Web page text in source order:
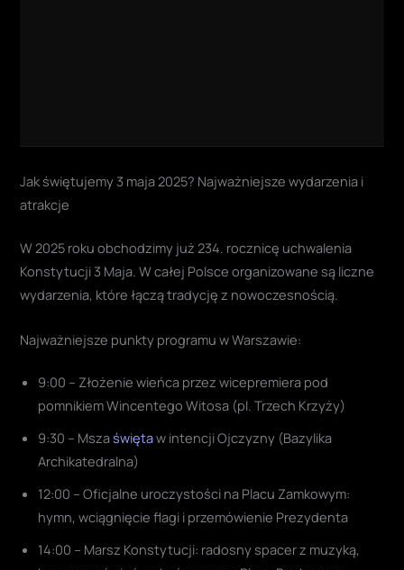
Jak świętujemy 3 maja 2025? Najważniejsze wydarzenia i
atrakcje
W 2025 roku obchodzimy już 234. rocznicę uchwalenia
Konstytucji 3 Maja. W całej Polsce organizowane są liczne
wydarzenia, które łączą tradycję z nowoczesnością.
Najważniejsze punkty programu w Warszawie:
9:00 – Złożenie wieńca przez wicepremiera pod
pomnikiem Wincentego Witosa (pl. Trzech Krzyży)
9:30 – Mszaświętaw intencji Ojczyzny (Bazylika
Archikatedralna)
12:00 – Oficjalne uroczystości na Placu Zamkowym:
hymn, wciągnięcie flagi i przemówienie Prezydenta
14:00 – Marsz Konstytucji: radosny spacer z muzyką,